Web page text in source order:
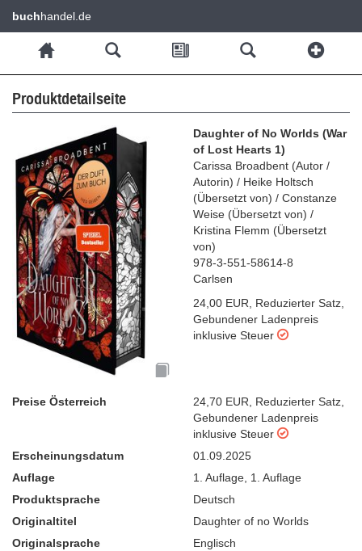
buchhandel.de
Produktdetailseite
Daughter of No Worlds (War
of Lost Hearts 1)
Carissa Broadbent (Autor /
Autorin) / Heike Holtsch
(Übersetzt von) / Constanze
Weise (Übersetzt von) /
Kristina Flemm (Übersetzt
von)
978-3-551-58614-8
Carlsen
24,00 EUR
Reduzierter Satz
Gebundener Ladenpreis
inklusive Steuer
Preise Österreich 24,70 EUR Reduzierter Satz
Gebundener Ladenpreis
inklusive Steuer
Erscheinungsdatum
01.09.2025
Auflage
1. Auflage 1. Auflage
Produktsprache
Deutsch
Originaltitel
Daughter of no Worlds
Originalsprache
Englisch